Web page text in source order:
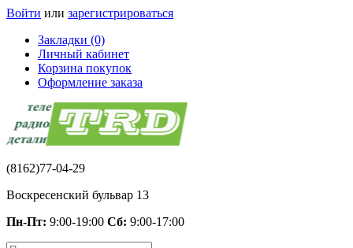
Войти или зарегистрироваться
Закладки (0)
Личный кабинет
Корзина покупок
Оформление заказа
(8162)77-04-29
Воскресенский бульвар 13
Пн-Пт: 9:00-19:00 Сб: 9:00-17:00